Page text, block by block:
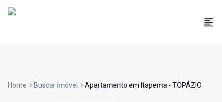
Home Buscar imóvel Apartamento em Itapema - TOPÁZIO